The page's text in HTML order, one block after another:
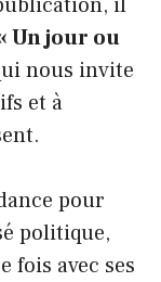
Un jour ou
nous invite
et à
pour
politique,
fois avec ses